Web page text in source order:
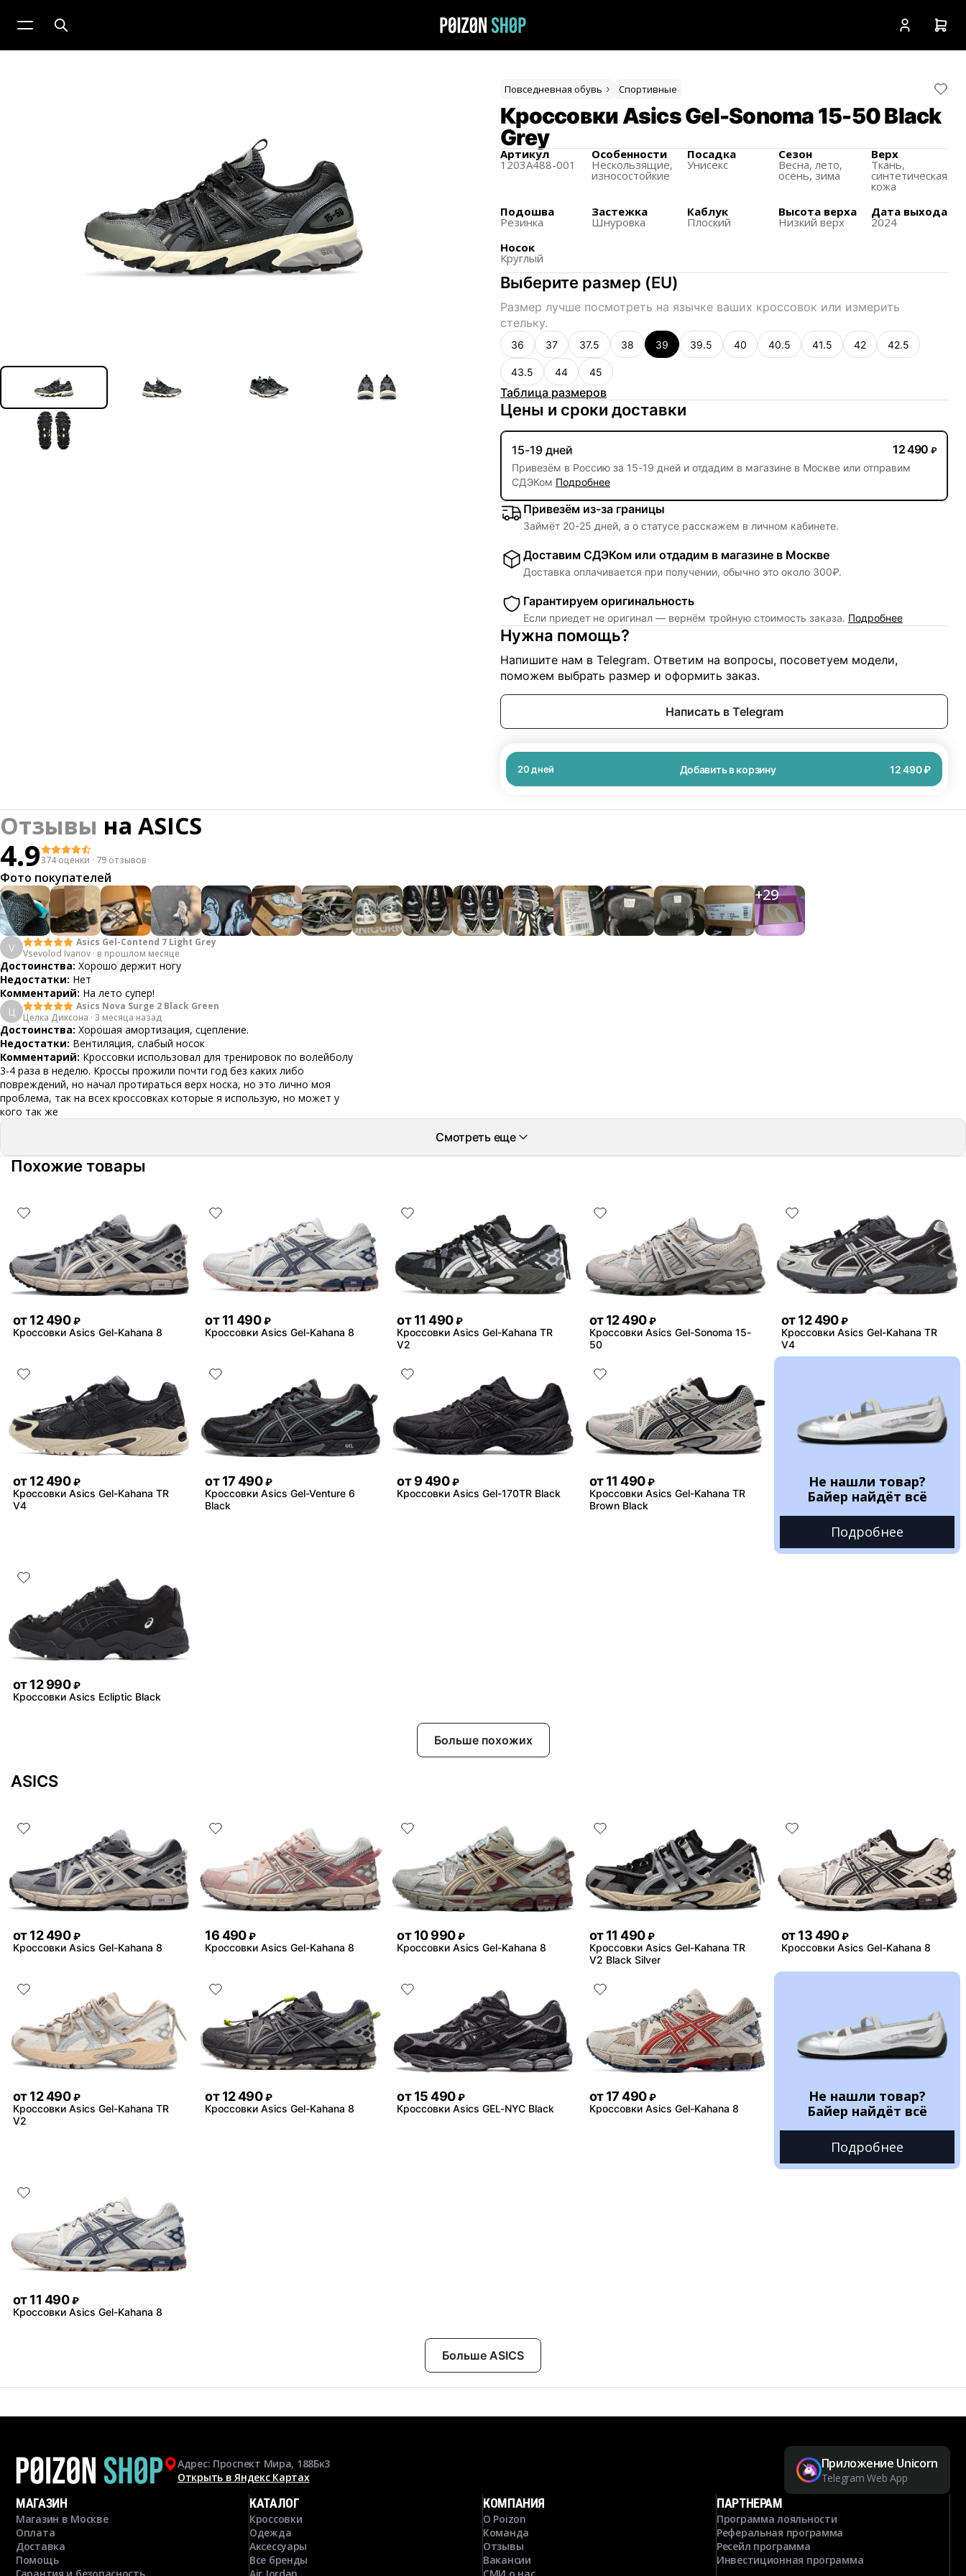
Повседневная обувь Спортивные
Кроссовки Asics Gel-Sonoma 15-50 Black
Grey
Артикул
1203A488-001
Особенности
Нескользящиe,
износостойкие
Посадка
Унисекс
Сезон
Весна, лето,
осень, зима
Верх
Ткань,
синтетическая
кожа
Подошва
Резинка
Застежка
Шнуровка
Каблук
Плоский
Высота верха
Низкий верх
Дата выхода
2024
Носок
Круглый
Выберите размер (EU)
Размер лучше посмотреть на язычке ваших кроссовок или измерить
стельку.
36 37 37.5 38 39 39.5 40 40.5 41.5 42 42.5
43.5 44 45
Таблица размеров
Цены и сроки доставки
15-19 дней 12 490 ₽
Привезём в Россию за 15-19 дней и отдадим в магазине в Москве или отправим
СДЭКом Подробнее
Привезём из-за границы
Займёт 20-25 дней, а о статусе расскажем в личном кабинете.
Доставим СДЭКом или отдадим в магазине в Москве
Доставка оплачивается при получении, обычно это около 300₽.
Гарантируем оригинальность
Если приедет не оригинал — вернём тройную стоимость заказа. Подробнее
Нужна помощь?
Напишите нам в Telegram. Ответим на вопросы, посоветуем модели,
поможем выбрать размер и оформить заказ.
Написать в Telegram
20дней Добавить в корзину 12 490 ₽
Отзывы на ASICS
4.9374 оценки · 79 отзывов
Фото покупателей
+29
V
Asics Gel-Contend 7 Light Grey
Vsevolod Ivanov · в прошлом месяце
Достоинства: Хорошо держит ногу
Недостатки: Нет
Комментарий: На лето супер!
Ц
Asics Nova Surge 2 Black Green
Целка Диксона · 3 месяца назад
Достоинства: Хорошая амортизация, сцепление.
Недостатки: Вентиляция, слабый носок
Комментарий: Кроссовки использовал для тренировок по волейболу
3-4 раза в неделю. Кроссы прожили почти год без каких либо
повреждений, но начал протираться верх носка, но это лично моя
проблема, так на всех кроссовках которые я использую, но может у
кого так же
Смотреть еще
Похожие товары
от12 490 ₽
Кроссовки Asics Gel-Kahana 8
от 11 490 ₽
Кроссовки Asics Gel-Kahana 8
от 11 490 ₽
Кроссовки Asics Gel-Kahana TR
V2
от 12 490 ₽
Кроссовки Asics Gel-Sonoma 15-
50
от 12 490 ₽
Кроссовки Asics Gel-Kahana TR
V4
от12 490 ₽
Кроссовки Asics Gel-Kahana TR
V4
от 17 490 ₽
Кроссовки Asics Gel-Venture 6
Black
от 9 490 ₽
Кроссовки Asics Gel-170TR Black
от 11 490 ₽
Кроссовки Asics Gel-Kahana TR
Brown Black
Не нашли товар?
Байер найдёт всё
Подробнее
от12 990 ₽
Кроссовки Asics Ecliptic Black
Больше похожих
ASICS
от12 490 ₽
Кроссовки Asics Gel-Kahana 8
16 490 ₽
Кроссовки Asics Gel-Kahana 8
от 10 990 ₽
Кроссовки Asics Gel-Kahana 8
от 11 490 ₽
Кроссовки Asics Gel-Kahana TR
V2 Black Silver
от 13 490 ₽
Кроссовки Asics Gel-Kahana 8
от12 490 ₽
Кроссовки Asics Gel-Kahana TR
V2
от 12 490 ₽
Кроссовки Asics Gel-Kahana 8
от 15 490 ₽
Кроссовки Asics GEL-NYC Black
от 17 490 ₽
Кроссовки Asics Gel-Kahana 8
Не нашли товар?
Байер найдёт всё
Подробнее
от11 490 ₽
Кроссовки Asics Gel-Kahana 8
Больше ASICS
Адрес: Проспект Мира, 188Бк3
Открыть в Яндекс Картах
Приложение Unicorn
Telegram Web App
МАГАЗИН
Магазин в Москве
Оплата
Доставка
Помощь
КАТАЛОГ
Кроссовки
Одежда
Аксессуары
Все бренды
КОМПАНИЯ
О Poizon
Команда
Отзывы
Вакансии
ПАРТНЕРАМ
Программа лояльности
Реферальная программа
Ресейл программа
Инвестиционная программа